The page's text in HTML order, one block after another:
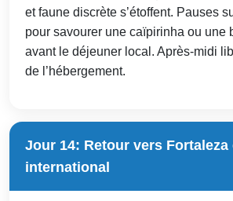
et faune discrète s’étoffent. Pauses
pour savourer une caïpirinha ou une
avant le déjeuner local. Après-midi
de l’hébergement.
Jour 14: Retour vers Fortaleza
international